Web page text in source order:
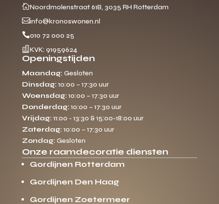
Noordmolenstraat 61B, 3035 RH Rotterdam
info@kronoswonen.nl
010 72 000 25
 KVK: 91959624
Openingstijden
Maandag: Gesloten
Dinsdag: 10:00 – 17:30 uur
Woensdag: 10:00 – 17:30 uur
Donderdag: 10:00 – 17:30 uur
Vrijdag: 11:00 - 13:30 & 15:00-18:00 uur
Zaterdag: 10:00 – 17:30 uur
Zondag: Gesloten
Onze raamdecoratie diensten
Gordijnen Rotterdam
Gordijnen Den Haag
Gordijnen Zoetermeer